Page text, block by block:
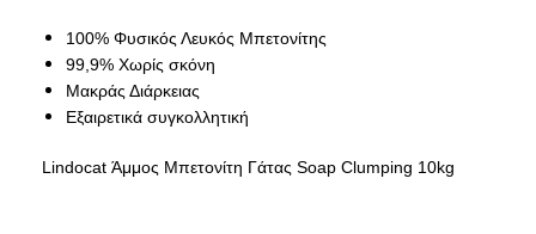
100% Φυσικός Λευκός Μπετονίτης
99,9% Χωρίς σκόνη
Μακράς Διάρκειας
Εξαιρετικά συγκολλητική
Lindocat Άμμος Μπετονίτη Γάτας Soap Clumping 10kg